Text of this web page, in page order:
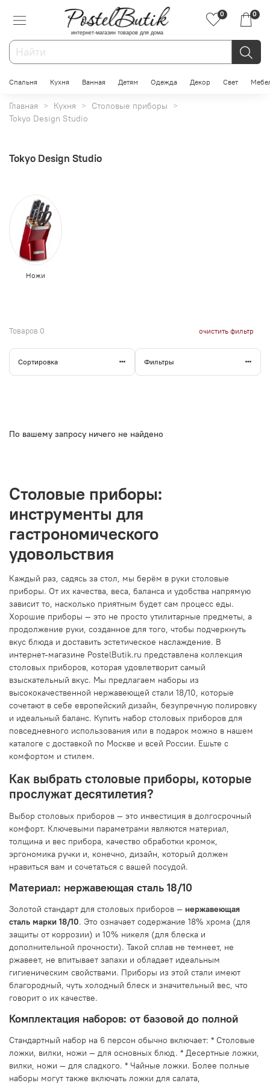
интернет-магазин товаров для дома
0 0
Спальня Кухня Ванная Детям Одежда Декор Свет
Главная Кухня
Столовые приборы
Tokyo Design Studio
Tokyo Design Studio
Ножи
Товаров 0 очистить фильтр
Сортировка Фильтры
По вашему запросу ничего не найдено
Столовые приборы:
инструменты для
гастрономического
удовольствия
Каждый раз, садясь за стол, мы берём в руки столовые
приборы. От их качества, веса, баланса и удобства напрямую
зависит то, насколько приятным будет сам процесс еды.
Хорошие приборы — это не просто утилитарные предметы, а
продолжение руки, созданное для того, чтобы подчеркнуть
вкус блюда и доставить эстетическое наслаждение. В
интернет-магазине PostelButik.ru представлена коллекция
столовых приборов, которая удовлетворит самый
взыскательный вкус. Мы предлагаем наборы из
высококачественной нержавеющей стали 18/10, которые
сочетают в себе европейский дизайн, безупречную полировку
и идеальный баланс. Купить набор столовых приборов для
повседневного использования или в подарок можно в нашем
каталоге с доставкой по Москве и всей России. Ешьте с
комфортом и стилем.
Как выбрать столовые приборы, которые
прослужат десятилетия?
Выбор столовых приборов — это инвестиция в долгосрочный
комфорт. Ключевыми параметрами являются материал,
толщина и вес прибора, качество обработки кромок,
эргономика ручки и, конечно, дизайн, который должен
нравиться вам и сочетаться с вашей посудой.
Материал: нержавеющая сталь 18/10
Золотой стандарт для столовых приборов — нержавеющая
сталь марки 18/10. Это означает содержание 18% хрома (для
защиты от коррозии) и 10% никеля (для блеска и
дополнительной прочности). Такой сплав не темнеет, не
ржавеет, не впитывает запахи и обладает идеальным
гигиеническим свойствами. Приборы из этой стали имеют
благородный, чуть холодный блеск и значительный вес, что
говорит о их качестве.
Комплектация наборов: от базовой до полной
Стандартный набор на 6 персон обычно включает: * Столовые
ложки, вилки, ножи — для основных блюд. * Десертные ложки,
вилки, ножи — для сладкого. * Чайные ложки. Более полные
наборы могут также включать ложки для салата,